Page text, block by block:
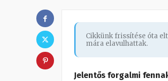
Cikkünk frissítése óta
mára elavulhattak.
Jelentős forgalmi